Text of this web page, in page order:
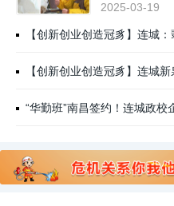
2025-03-19
【创新创业创造冠豸】连城
“华勤班”南昌签约！连城政校